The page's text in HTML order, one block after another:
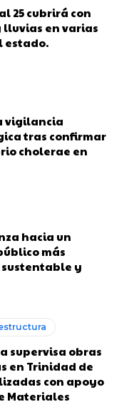
25 cubrirá con
en varias
estado.
vigilancia
tras confirmar
cholerae en
hacia un
más
y
supervisa obras
en Trinidad de
con apoyo
Materiales